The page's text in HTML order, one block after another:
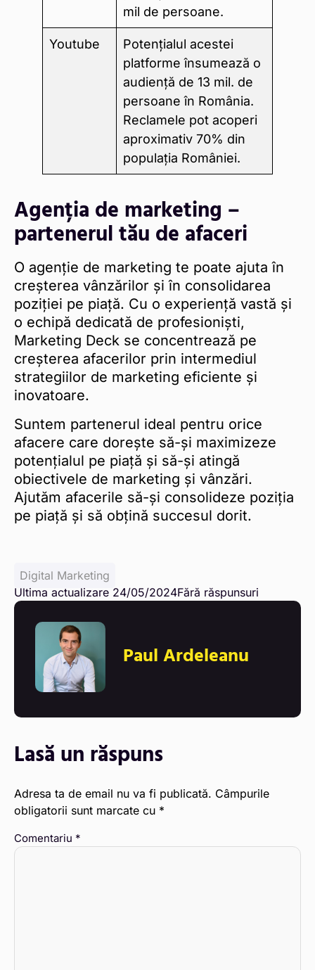
mil de persoane.
Youtube
Potențialul acestei
platforme însumează o
audiență de 13 mil. de
persoane în România.
Reclamele pot acoperi
aproximativ 70% din
populația României.
Agenția de marketing –
partenerul tău de afaceri
O agenție de marketing te poate ajuta în
creșterea vânzărilor și în consolidarea
poziției pe piață. Cu o experiență vastă și
o echipă dedicată de profesioniști,
Marketing Deck se concentrează pe
creșterea afacerilor prin intermediul
strategiilor de marketing eficiente și
inovatoare.
Suntem partenerul ideal pentru orice
afacere care dorește să-și maximizeze
potențialul pe piață și să-și atingă
obiectivele de marketing și vânzări.
Ajutăm afacerile să-și consolideze poziția
pe piață și să obțină succesul dorit.
Digital Marketing
Ultima actualizare 24/05/2024Fără răspunsuri
Paul Ardeleanu
Lasă un răspuns
Adresa ta de email nu va fi publicată. Câmpurile
obligatorii sunt marcate cu *
Comentariu *